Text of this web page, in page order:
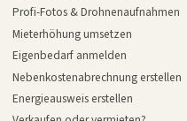
Profi-Fotos & Drohnenaufnahmen
Mieterhöhung umsetzen
Eigenbedarf anmelden
Nebenkostenabrechnung erstellen
Energieausweis erstellen